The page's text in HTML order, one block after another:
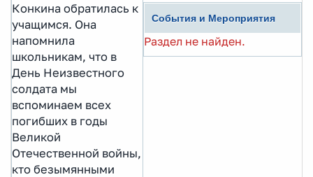
Конкина обратилась к
учащимся. Она
напомнила
школьникам, что в
День Неизвестного
солдата мы
вспоминаем всех
погибших в годы
Великой
Отечественной войны,
кто безымянными
События и Мероприятия
Раздел не найден.